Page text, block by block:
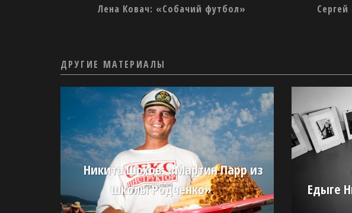
Лена Ковач: «Собачий футбол»
ДРУГИЕ МАТЕРИАЛЫ
Никита Шохов: «Мартин Парр из
школы Родченко»
Едыге